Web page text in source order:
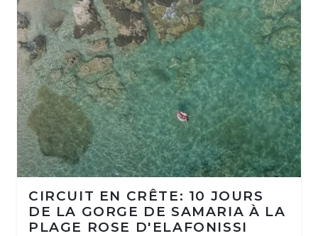
CIRCUIT EN CRÊTE: 10 JOURS
DE LA GORGE DE SAMARIA À LA
PLAGE ROSE D'ELAFONISSI